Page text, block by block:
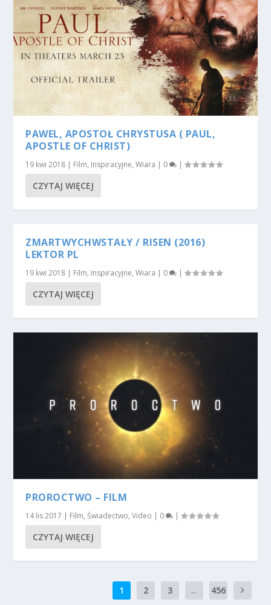
PAWEL, APOSTOŁ CHRYSTUSA ( PAUL,
APOSTLE OF CHRIST)
19 kwi 2018 | Film, Inspiracyjne,Wiara | 0 |
CZYTAJ WIĘCEJ
ZMARTWYCHWSTAŁY / RISEN (2016)
LEKTOR PL
19 kwi 2018 | Film, Inspiracyjne,Wiara | 0 |
CZYTAJ WIĘCEJ
PROROCTWO – FILM
14 lis 2017 | Film,Świadectwo,Video | 0 |
CZYTAJ WIĘCEJ
1 2 3 ... 456